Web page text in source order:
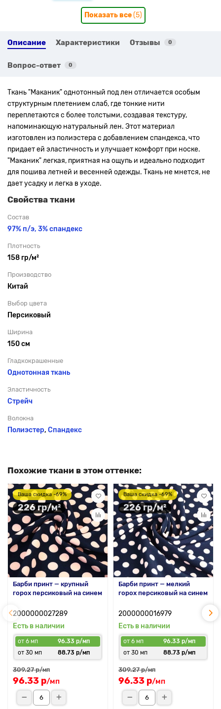
Показать все(5)
Описание Характеристики Отзывы 0
Вопрос-ответ 0
Ткань "Маканик" однотонный под лен отличается особым
структурным плетением слаб, где тонкие нити
переплетаются с более толстыми, создавая текстуру,
напоминающую натуральный лен. Этот материал
изготовлен из полиэстера с добавлением спандекса, что
придает ей эластичность и улучшает комфорт при носке.
"Маканик" легкая, приятная на ощупь и идеально подходит
для пошива летней и весенней одежды. Ткань не мнется, не
дает усадку и легка в уходе.
Свойства ткани
Состав
97% п/э, 3% спандекс
Плотность
158 гр/м²
Производство
Китай
Выбор цвета
Персиковый
Ширина
150 см
Гладкокрашенные
Однотонная ткань
Эластичность
Стрейч
Волокна
Полиэстер, Спандекс
Похожие ткани в этом оттенке:
Ваша скидка -69%
226 гр/м²
Барби принт — крупный
горох персиковый на синем
2000000027289
Есть в наличии
от 6 мп
96.33 р/мп
от 30 мп
88.73 р/мп
309.27 р/мп
96.33 р/мп
Ваша скидка -69%
226 гр/м²
Барби принт — мелкий
горох персиковый на синем
2000000016979
Есть в наличии
от 6 мп
96.33 р/мп
от 30 мп
88.73 р/мп
309.27 р/мп
96.33 р/мп